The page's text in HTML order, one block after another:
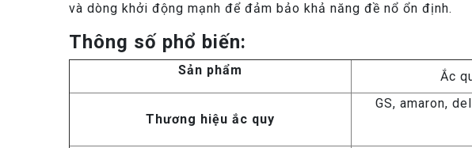
và dòng khởi động mạnh để đảm bảo khả năng đề nổ ổn định.
Thông số phổ biến:
Sản phẩm Ắc
Thương hiệu ắc quy
GS, amaron,